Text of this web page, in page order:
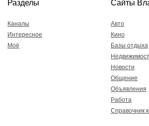
Разделы
Каналы
Интересное
Моё
Сайты
Авто
Кино
Базы отдыха
Новости
Общение
Объявления
Работа
Справочник